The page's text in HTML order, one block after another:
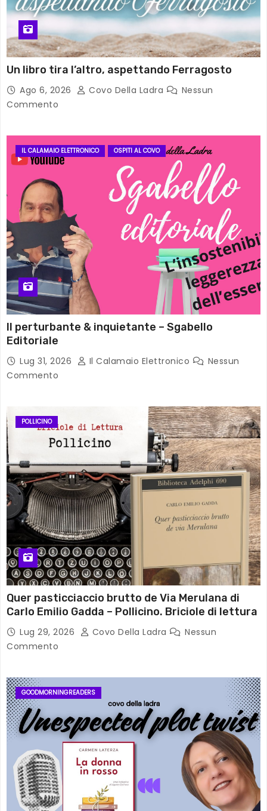
Un libro tira l’altro, aspettando Ferragosto
Ago 6, 2026 Covo Della Ladra
Nessun
Commento
IL CALAMAIO ELETTRONICO OSPITI AL COVO
Il perturbante & inquietante – Sgabello
Editoriale
Lug 31, 2026 Il Calamaio Elettronico
Nessun
Commento
POLLICINO
Quer pasticciaccio brutto de Via Merulana di
Carlo Emilio Gadda – Pollicino. Briciole di lettura
Lug 29, 2026 Covo Della Ladra
Nessun
Commento
GOODMORNINGREADERS